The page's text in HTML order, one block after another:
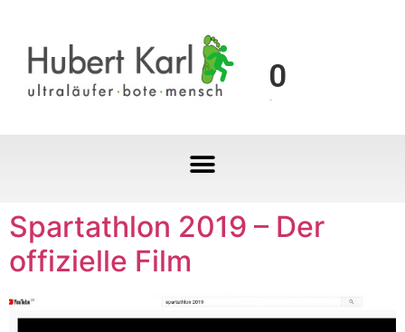
0
Spartathlon 2019 – Der
offizielle Film